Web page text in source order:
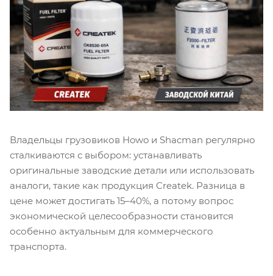
Владельцы грузовиков Howo и Shacman регулярно
сталкиваются с выбором: устанавливать
оригинальные заводские детали или использовать
аналоги, такие как продукция Createk. Разница в
цене может достигать 15–40%, а потому вопрос
экономической целесообразности становится
особенно актуальным для коммерческого
транспорта.